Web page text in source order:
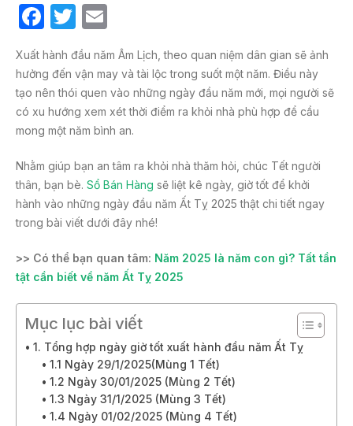
F
c
e
b
o
o
k
T
w
itt
er
m
ail
Xuất hành đầu năm Âm Lịch, theo quan niệm dân gian sẽ ảnh
hưởng đến vận may và tài lộc trong suốt một năm. Điều này
tạo nên thói quen vào những ngày đầu năm mới, mọi người sẽ
có xu hướng xem xét thời điểm ra khỏi nhà phù hợp để cầu
mong một năm bình an.
Nhằm giúp bạn an tâm ra khỏi nhà thăm hỏi, chúc Tết người
thân, bạn bè. Sổ Bán Hàng sẽ liệt kê ngày, giờ tốt để khởi
hành vào những ngày đầu năm Ất Tỵ 2025 thật chi tiết ngay
trong bài viết dưới đây nhé!
>> Có thể bạn quan tâm: Năm 2025 là năm con gì? Tất tần
tật cần biết về năm Ất Tỵ 2025
Mục lục bài viết
1. Tổng hợp ngày giờ tốt xuất hành đầu năm Ất Tỵ
1.1 Ngày 29/1/2025(Mùng 1 Tết)
1.2 Ngày 30/01/2025 (Mùng 2 Tết)
1.3 Ngày 31/1/2025 (Mùng 3 Tết)
1.4 Ngày 01/02/2025 (Mùng 4 Tết)